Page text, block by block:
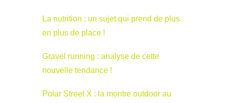
La nutrition : un sujet qui prend de plus
en plus de place !
Gravel running : analyse de cette
nouvelle tendance !
Polar Street X : la montre outdoor au